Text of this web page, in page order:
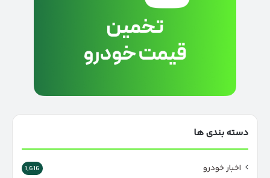
دسته بندی ها
اخبار خودرو 1,616